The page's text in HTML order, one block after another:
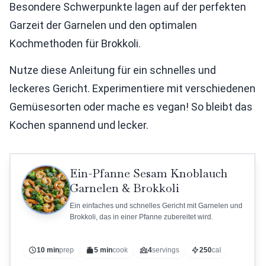
Besondere Schwerpunkte lagen auf der perfekten
Garzeit der Garnelen und den optimalen
Kochmethoden für Brokkoli.
Nutze diese Anleitung für ein schnelles und
leckeres Gericht. Experimentiere mit verschiedenen
Gemüsesorten oder mache es vegan! So bleibt das
Kochen spannend und lecker.
Ein-Pfanne Sesam Knoblauch
Garnelen & Brokkoli
Ein einfaches und schnelles Gericht mit Garnelen und
Brokkoli, das in einer Pfanne zubereitet wird.
10 minprep 5 mincook 4servings 250cal